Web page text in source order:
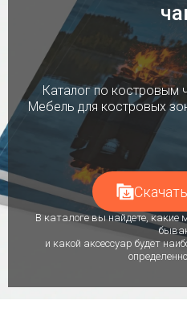
Каталог по костровым
Мебель для костровых
В каталоге вы найдете,
и какой аксессуар будет